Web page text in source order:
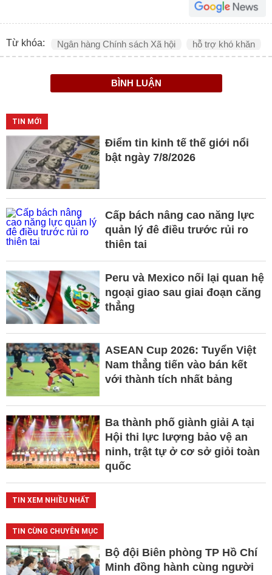
Từ khóa: Ngân hàng Chính sách Xã hội hỗ trợ khó khăn
BÌNH LUẬN
TIN MỚI
Điểm tin kinh tế thế giới nổi
bật ngày 7/8/2026
Cấp bách nâng cao năng lực
quản lý đê điều trước rủi ro
thiên tai
Peru và Mexico nối lại quan hệ
ngoại giao sau giai đoạn căng
thẳng
ASEAN Cup 2026: Tuyển Việt
Nam thẳng tiến vào bán kết
với thành tích nhất bảng
Ba thành phố giành giải A tại
Hội thi lực lượng bảo vệ an
ninh, trật tự ở cơ sở giỏi toàn
quốc
TIN XEM NHIỀU NHẤT
TIN CÙNG CHUYÊN MỤC
Bộ đội Biên phòng TP Hồ Chí
Minh đồng hành cùng người